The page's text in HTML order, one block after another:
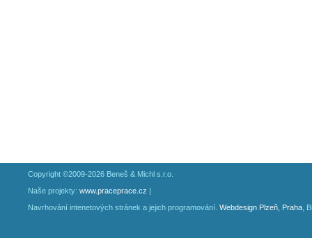
Copyright ©2009-2026 Beneš & Michl s.r.o.
Naše projekty: www.praceprace.cz |
Navrhování intenetových stránek a jejich programování. Webdesign Plzeň, Praha ,